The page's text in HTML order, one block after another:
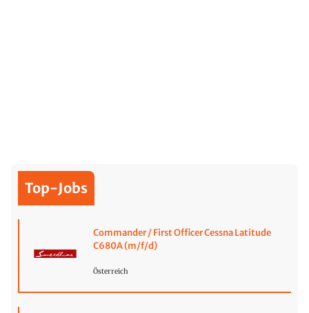
Top-Jobs
Commander / First Officer Cessna Latitude
C680A (m/f/d)
Österreich